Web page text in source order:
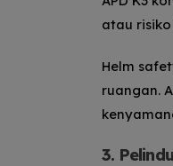
atau
Helm
ruangan.
3.